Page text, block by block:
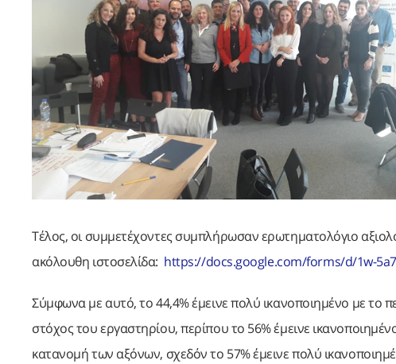
Τέλος, οι συμμετέχοντες συμπλήρωσαν ερωτηματολόγιο
ακόλουθη ιστοσελίδα: https://docs.google.com/forms/d/1w-
Σύμφωνα με αυτό, το 44,4% έμεινε πολύ ικανοποιημένο με το
στόχος του εργαστηρίου, περίπου το 56% έμεινε
κατανομή των αξόνων, σχεδόν το 57% έμεινε πολύ